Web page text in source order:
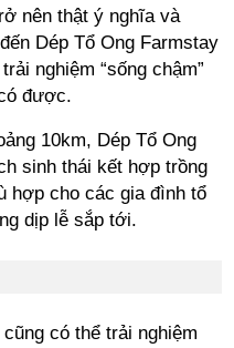
nên thật ý nghĩa và
Dép Tổ Ong Farmstay
nghiệm “sống chậm”
được.
10km, Dép Tổ Ong
sinh thái kết hợp trồng
hợp cho các gia đình tổ
dịp lễ sắp tới.
có thể trải nghiệm